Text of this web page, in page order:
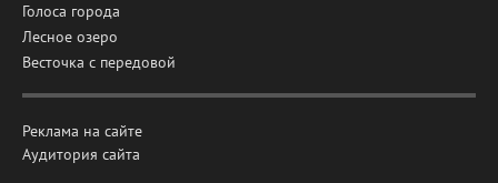
Голоса города
Лесное озеро
Весточка с передовой
Реклама на сайте
Аудитория сайта